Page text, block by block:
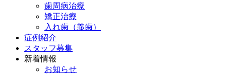
歯周病治療
矯正治療
入れ歯（義歯）
症例紹介
スタッフ募集
新着情報
お知らせ